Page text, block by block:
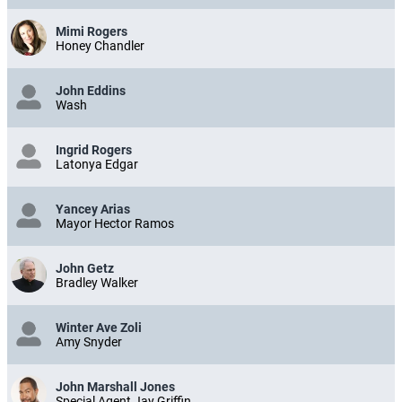
Mimi Rogers
Honey Chandler
John Eddins
Wash
Ingrid Rogers
Latonya Edgar
Yancey Arias
Mayor Hector Ramos
John Getz
Bradley Walker
Winter Ave Zoli
Amy Snyder
John Marshall Jones